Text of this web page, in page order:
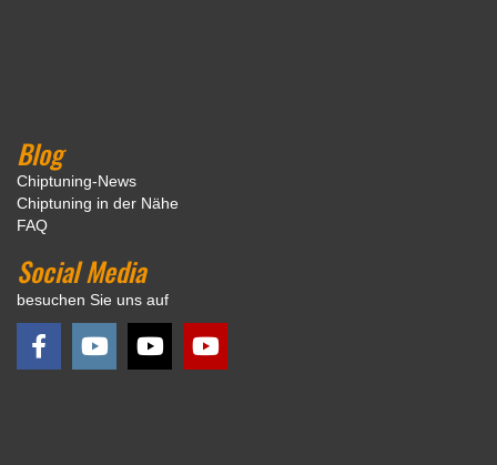
Blog
Chiptuning-News
Chiptuning in der Nähe
FAQ
Social Media
besuchen Sie uns auf